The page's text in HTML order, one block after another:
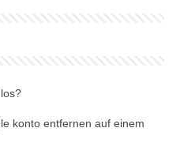
konto entfernen auf einem